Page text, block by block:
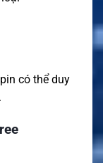
có thể duy